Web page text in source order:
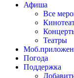
Афиша
Все
Театры
Погода
Поддержка